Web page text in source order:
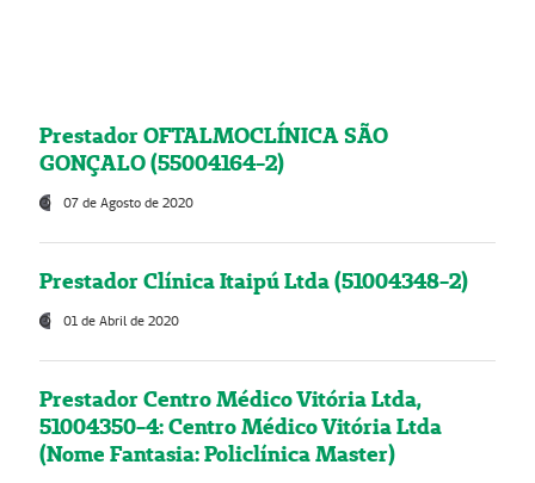
Prestador OFTALMOCLÍNICA SÃO
GONÇALO (55004164-2)
07 de Agosto de 2020
Prestador Clínica Itaipú Ltda (51004348-2)
01 de Abril de 2020
Prestador Centro Médico Vitória Ltda,
51004350-4: Centro Médico Vitória Ltda
(Nome Fantasia: Policlínica Master)